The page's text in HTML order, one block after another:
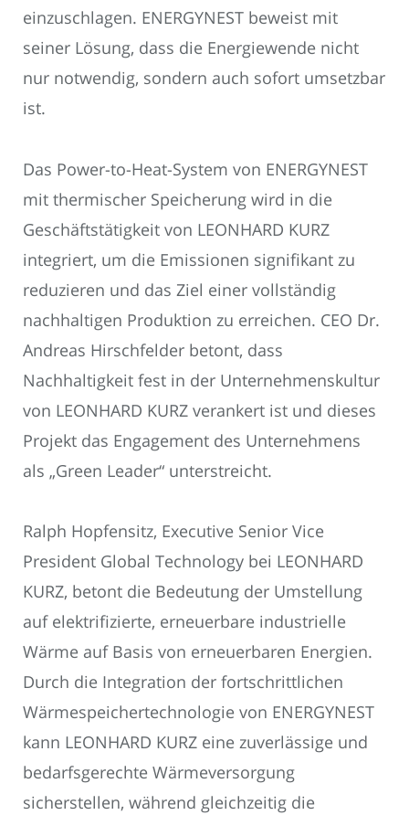
einzuschlagen. ENERGYNEST beweist mit
seiner Lösung, dass die Energiewende nicht
nur notwendig, sondern auch sofort umsetzbar
ist.
Das Power-to-Heat-System von ENERGYNEST
mit thermischer Speicherung wird in die
Geschäftstätigkeit von LEONHARD KURZ
integriert, um die Emissionen signifikant zu
reduzieren und das Ziel einer vollständig
nachhaltigen Produktion zu erreichen. CEO Dr.
Andreas Hirschfelder betont, dass
Nachhaltigkeit fest in der Unternehmenskultur
von LEONHARD KURZ verankert ist und dieses
Projekt das Engagement des Unternehmens
als „Green Leader“ unterstreicht.
Ralph Hopfensitz, Executive Senior Vice
President Global Technology bei LEONHARD
KURZ, betont die Bedeutung der Umstellung
auf elektrifizierte, erneuerbare industrielle
Wärme auf Basis von erneuerbaren Energien.
Durch die Integration der fortschrittlichen
Wärmespeichertechnologie von ENERGYNEST
kann LEONHARD KURZ eine zuverlässige und
bedarfsgerechte Wärmeversorgung
sicherstellen, während gleichzeitig die